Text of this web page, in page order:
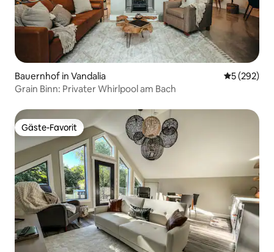
Bauernhof in Vandalia
5 (292)
Grain Binn: Privater Whirlpool am Bach
Gäste-Favorit
Gäste-Favorit